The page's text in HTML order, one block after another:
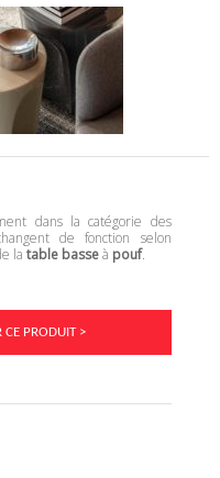
dans la catégorie des
de fonction selon
la table basseà pouf.
CE PRODUIT >